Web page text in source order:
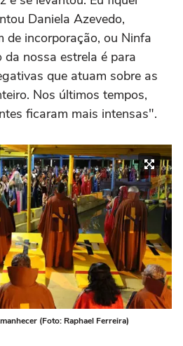
Daniela Azevedo,
de incorporação, ou Ninfa
nossa estrela é para
que atuam sobre as
Nos últimos tempos,
ficaram mais intensas".
(Foto: Raphael Ferreira)